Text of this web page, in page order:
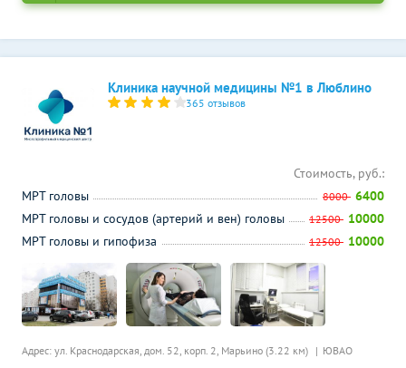
Клиника научной медицины №1 в Люблино
365 отзывов
Адрес: ул. Краснодарская, дом. 52, корп. 2, Марьино (3.22 км) ЮВАО
Стоимость, руб.:
МРТ головы
8000 6400
МРТ головы и сосудов (артерий и вен) головы
12500 10000
МРТ головы и гипофиза
12500 10000